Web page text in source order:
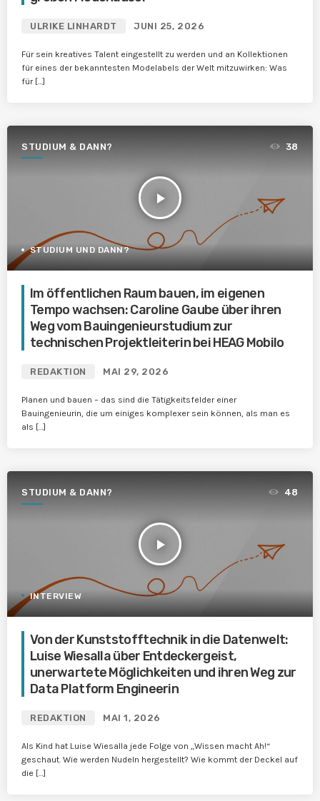
ULRIKE LINHARDT JUNI 25, 2026
Für sein kreatives Talent eingestellt zu werden und an Kollektionen
für eines der bekanntesten Modelabels der Welt mitzuwirken: Was
für […]
STUDIUM & DANN?
play_arrow
38
STUDIUM UND DANN?
Im öffentlichen Raum bauen, im eigenen
Tempo wachsen: Caroline Gaube über ihren
Weg vom Bauingenieurstudium zur
technischen Projektleiterin bei HEAG Mobilo
REDAKTION MAI 29, 2026
Planen und bauen – das sind die Tätigkeitsfelder einer
Bauingenieurin, die um einiges komplexer sein können, als man es
als […]
STUDIUM & DANN?
play_arrow
48
INTERVIEW
Von der Kunststofftechnik in die Datenwelt:
Luise Wiesalla über Entdeckergeist,
unerwartete Möglichkeiten und ihren Weg zur
Data Platform Engineerin
REDAKTION MAI 1, 2026
Als Kind hat Luise Wiesalla jede Folge von „Wissen macht Ah!“
geschaut. Wie werden Nudeln hergestellt? Wie kommt der Deckel auf
die […]